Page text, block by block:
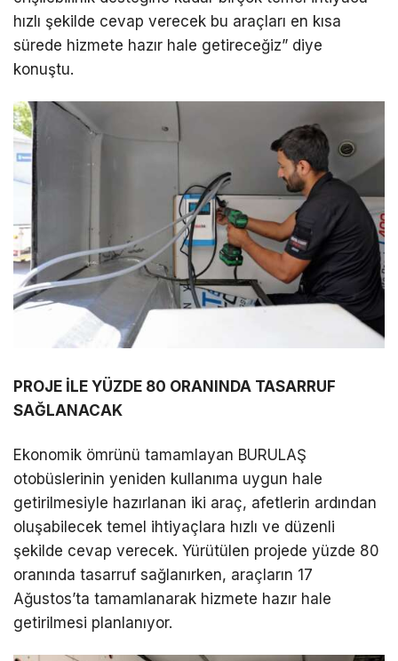
hızlı şekilde cevap verecek bu araçları en kısa
sürede hizmete hazır hale getireceğiz” diye
konuştu.
PROJE İLE YÜZDE 80 ORANINDA TASARRUF
SAĞLANACAK
Ekonomik ömrünü tamamlayan BURULAŞ
otobüslerinin yeniden kullanıma uygun hale
getirilmesiyle hazırlanan iki araç, afetlerin ardından
oluşabilecek temel ihtiyaçlara hızlı ve düzenli
şekilde cevap verecek. Yürütülen projede yüzde 80
oranında tasarruf sağlanırken, araçların 17
Ağustos’ta tamamlanarak hizmete hazır hale
getirilmesi planlanıyor.